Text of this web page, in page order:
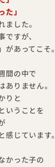
た」
ました。
ですが、
があってこそ。
間の中で
ありません。
りと
いうことを
感じています。
かった子の